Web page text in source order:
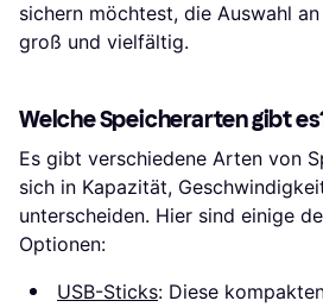
sichern möchtest, die Auswahl
groß und vielfältig.
Welche Speicherarten gibt
Es gibt verschiedene Arten von
sich in Kapazität,
unterscheiden. Hier sind einige
Optionen:
USB-Sticks: Diese